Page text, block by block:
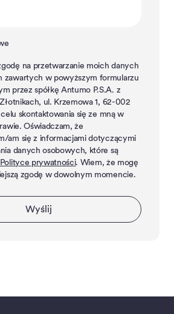
na przetwarzanie moich danych
zawartych w powyższym formularzu
przez spółkę Antumo P.S.A. z
ul. Krzemowa 1, 62-002
skontaktowania się ze mną w
Oświadczam, że
am się z informacjami dotyczącymi
danych osobowych, które są
Polityce prywatności. Wiem, że mogę
zgodę w dowolnym momencie.
Wyślij